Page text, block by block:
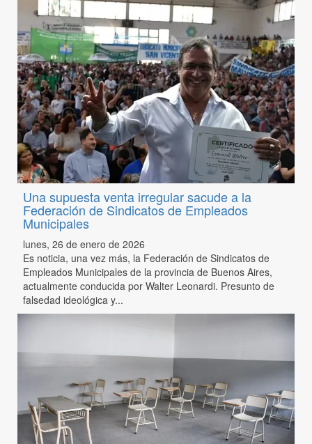
Una supuesta venta irregular sacude a la
Federación de Sindicatos de Empleados
Municipales
lunes, 26 de enero de 2026
Es noticia, una vez más, la Federación de Sindicatos de
Empleados Municipales de la provincia de Buenos Aires,
actualmente conducida por Walter Leonardi. Presunto de
falsedad ideológica y...